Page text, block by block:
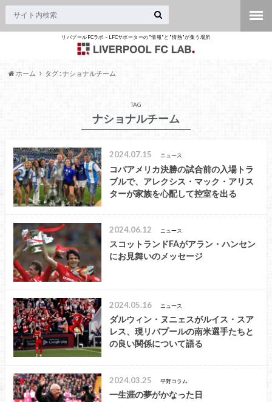
リバプールFCラボ – LFCサポーターの"情報"と"情熱"が集う場所
ホーム タグ : ナショナルチーム
TAG
ナショナルチーム
2024.07.15 ニュース
コパアメリカ決勝の試合前の入場トラ
ブルで、アレクシス・マック・アリス
ターが家族を心配して控室を出る
2024.06.12 ニュース
スコットランドFAがアラン・ハンセン
にお見舞いのメッセージ
2024.05.16 ニュース
ダルウィン・ヌニェスがルイス・スア
レス、現リバプールの南米選手たちと
の良い関係について語る
2024.03.25 平野コラム
一生涯の夢がかなった日